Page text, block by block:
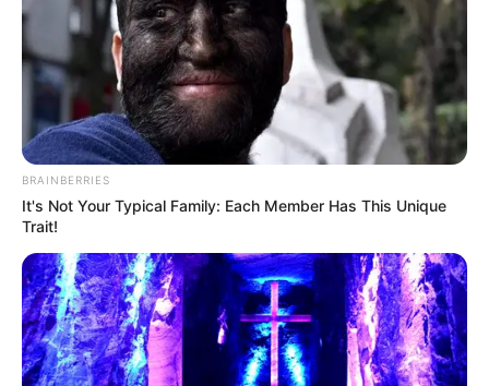
BRAINBERRIES
It's Not Your Typical Family: Each Member Has This Unique
Trait!